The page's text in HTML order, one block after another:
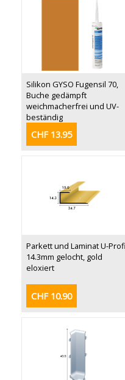
Silikon GYSO Fugensil 70,
Buche gedämpft
weichmacherfrei und UV-
beständig
CHF 13.95
Parkett und Laminat U-
14.3mm gelocht, gold
eloxiert
CHF 10.90